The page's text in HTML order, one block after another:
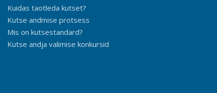
Kuidas taotleda kutset?
Kutse andmise protsess
Mis on kutsestandard?
Kutse andja valimise konkursid